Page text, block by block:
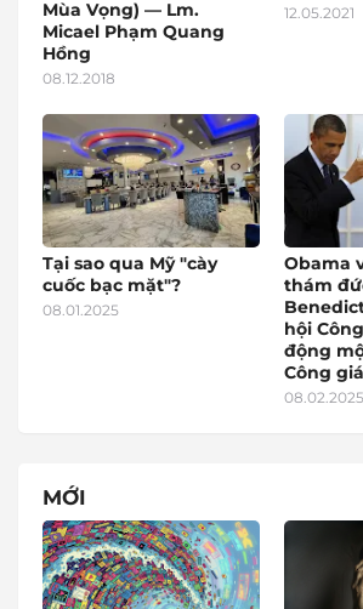
Mùa Vọng) — Lm.
Micael Phạm Quang
Hồng
08.12.2018
12.05.2021
Tại sao qua Mỹ "cày
cuốc bạc mặt"?
08.01.2025
Obama
thám
hội
động
Công
08.02.2025
MỚI